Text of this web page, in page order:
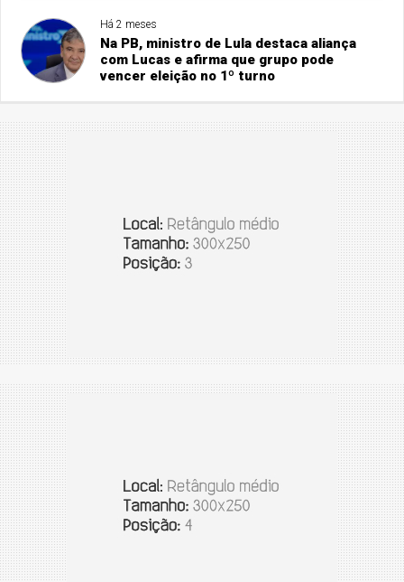
Há 2 meses
Na PB, ministro de Lula destaca aliança
com Lucas e afirma que grupo pode
vencer eleição no 1º turno